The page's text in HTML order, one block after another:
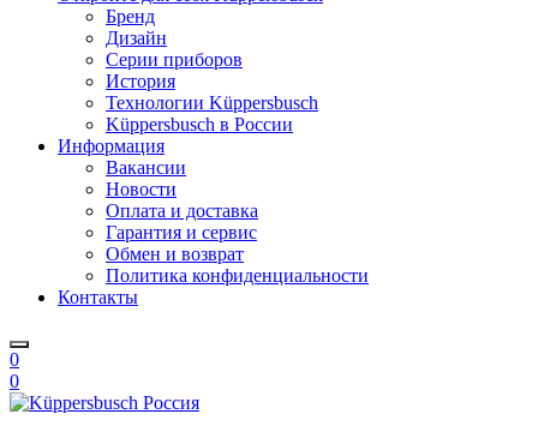
Бренд
Дизайн
Серии приборов
История
Технологии Küppersbusch
Küppersbusch в России
Информация
Вакансии
Новости
Оплата и доставка
Гарантия и сервис
Обмен и возврат
Политика конфиденциальности
Контакты
0
0